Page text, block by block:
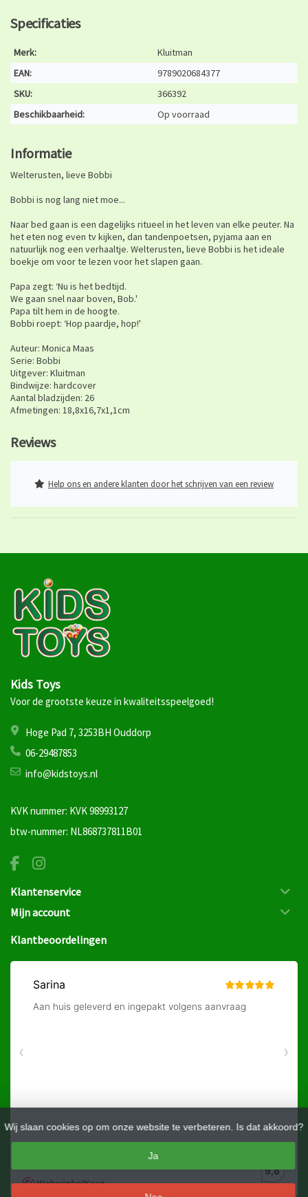
Wij slaan cookies op om onze website te verbeteren. Is dat akkoord?
Ja
Specificaties
Merk:
Kluitman
EAN:
9789020684377
SKU:
366392
Beschikbaarheid:
Op voorraad
Informatie
Welterusten, lieve Bobbi
Bobbi is nog lang niet moe...
Naar bed gaan is een dagelijks ritueel in het leven van elke peuter. Na
het eten nog even tv ­kijken, dan tandenpoetsen, pyjama aan en
natuurlijk nog een verhaaltje. Welterusten, lieve Bobbi is het ideale
boekje om voor te lezen voor het slapen gaan.
Papa zegt: ‘Nu is het bedtijd.
We gaan snel naar boven, Bob.'
Papa tilt hem in de hoogte.
Bobbi roept: ‘Hop paardje, hop!'
Auteur: Monica Maas
Serie: Bobbi
Uitgever: Kluitman
Bindwijze: hardcover
Aantal bladzijden: 26
Afmetingen: 18,8x16,7x1,1cm
Reviews
Help ons en andere klanten door het schrijven van een review
Kids Toys
Voor de grootste keuze in kwaliteitsspeelgoed!
Hoge Pad 7, 3253BH Ouddorp
06-29487853
info@kidstoys.nl
KVK nummer: KVK 98993127
btw-nummer: NL868737811B01
Klantenservice
Mijn account
Klantbeoordelingen